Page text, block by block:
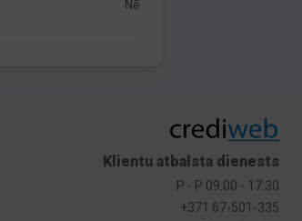
Nē
Klientu atbalsta dienests
P - P 09:00 - 17:30
+371 67-501-335